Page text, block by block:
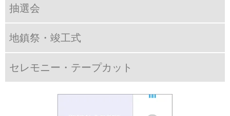
抽選会
地鎮祭・竣工式
セレモニー・テープカット